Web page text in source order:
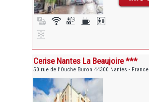
Cerise Nantes La Beaujoire ***
50 rue de l'Ouche Buron 44300 Nantes - France